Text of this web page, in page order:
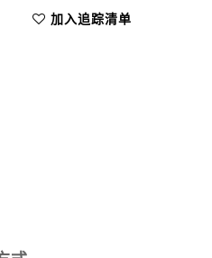
加入追踪清单